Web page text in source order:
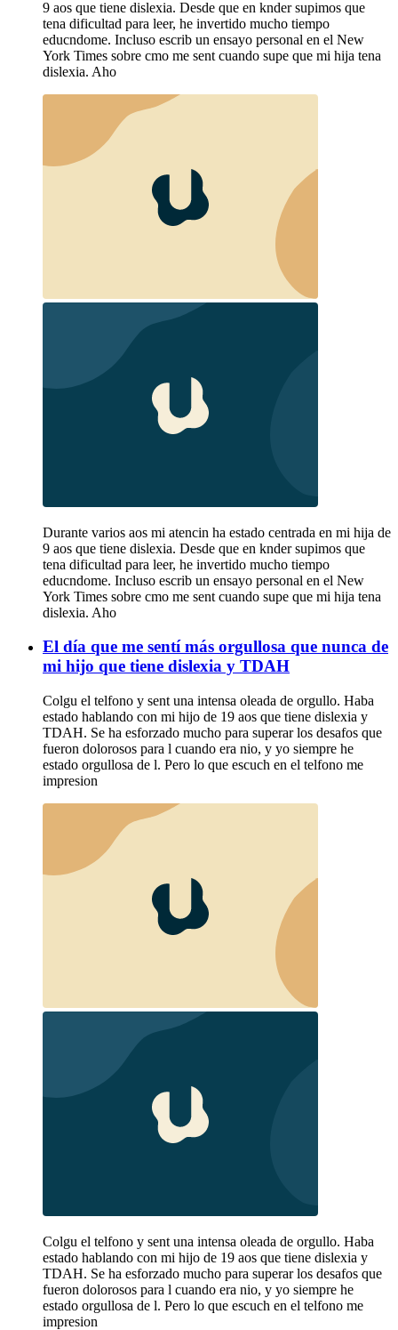
9 aos que tiene dislexia. Desde que en knder supimos que
tena dificultad para leer, he invertido mucho tiempo
educndome. Incluso escrib un ensayo personal en el New
York Times sobre cmo me sent cuando supe que mi hija tena
dislexia. Aho
Durante varios aos mi atencin ha estado centrada en mi hija de
9 aos que tiene dislexia. Desde que en knder supimos que
tena dificultad para leer, he invertido mucho tiempo
educndome. Incluso escrib un ensayo personal en el New
York Times sobre cmo me sent cuando supe que mi hija tena
dislexia. Aho
El día que me sentí más orgullosa que nunca de
mi hijo que tiene dislexia y TDAH
Colgu el telfono y sent una intensa oleada de orgullo. Haba
estado hablando con mi hijo de 19 aos que tiene dislexia y
TDAH. Se ha esforzado mucho para superar los desafos que
fueron dolorosos para l cuando era nio, y yo siempre he
estado orgullosa de l. Pero lo que escuch en el telfono me
impresion
Colgu el telfono y sent una intensa oleada de orgullo. Haba
estado hablando con mi hijo de 19 aos que tiene dislexia y
TDAH. Se ha esforzado mucho para superar los desafos que
fueron dolorosos para l cuando era nio, y yo siempre he
estado orgullosa de l. Pero lo que escuch en el telfono me
impresion